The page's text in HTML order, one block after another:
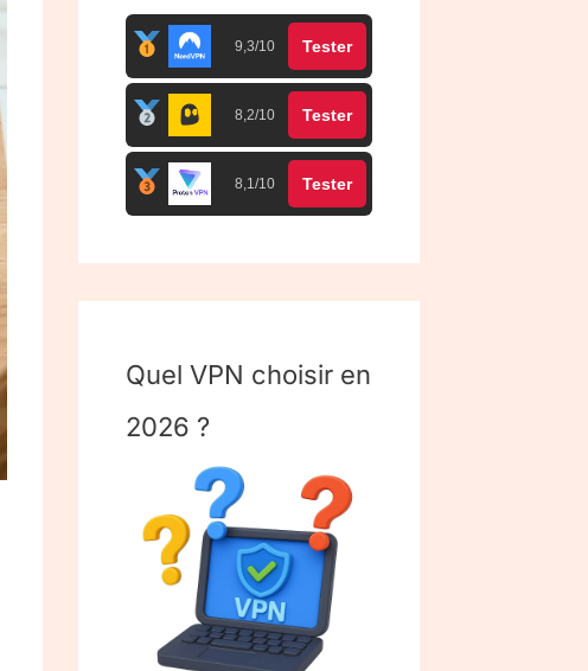
9,3/10 Tester
8,2/10 Tester
8,1/10 Tester
Quel VPN choisir en
2026 ?